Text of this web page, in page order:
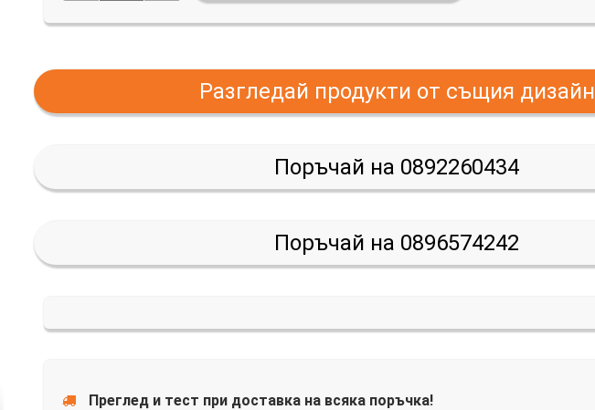
Разгледай продукти от същия дизайн
Поръчай на 0892260434
Поръчай на 0896574242
Преглед и тест при доставка на всяка поръчка!